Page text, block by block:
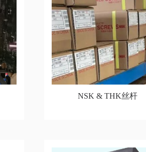
NSK & THK丝杆